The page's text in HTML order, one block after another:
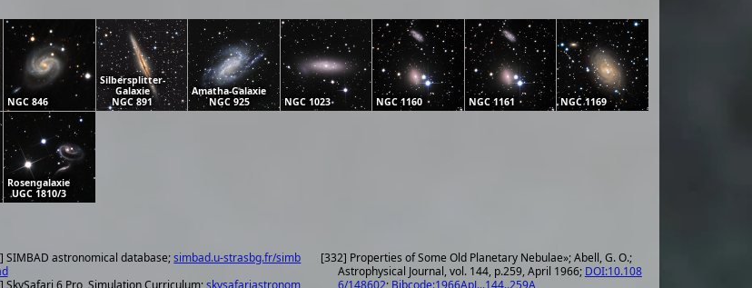
NGC 846
Silbersplitter-
Galaxie
NGC 891
Amatha-Galaxie
NGC 925
NGC 1023 NGC 1160 NGC 1161 NGC 1169
Rosengalaxie
UGC 1810/3
SIMBAD astronomical database;simbad.u-strasbg.fr/simb
[332] Properties of Some Old Planetary Nebulae»; Abell, G. O.;
Astrophysical Journal, vol. 144, p.259, April 1966; DOI:10.108